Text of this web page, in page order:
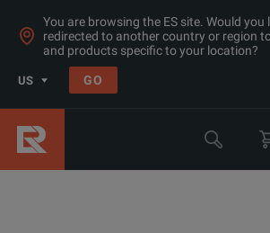
You are browsing the ES site. Would you
redirected to another country or region
and products specific to your location?
US GO